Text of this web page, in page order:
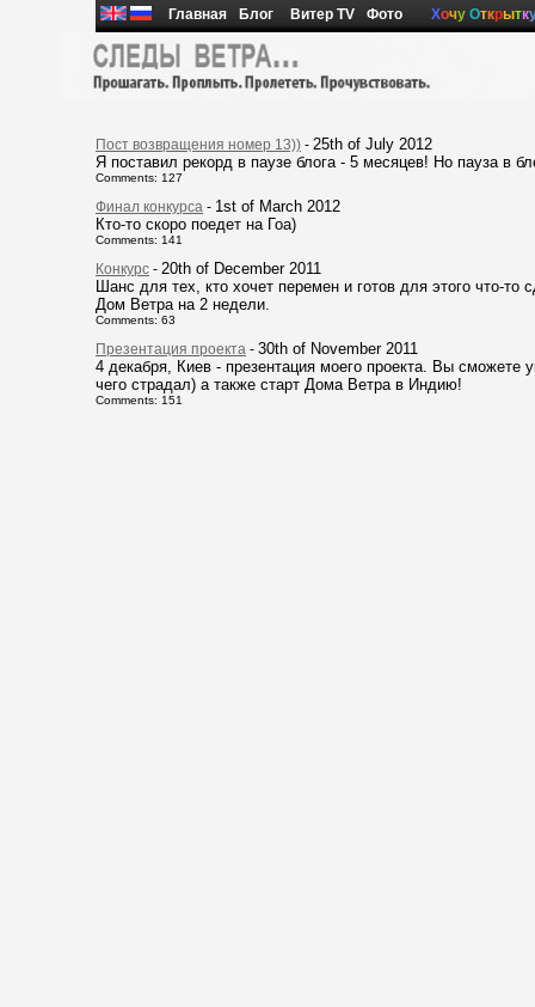
Главная Блог Витер TV Фото Хочу Открытк
Пост возвращения номер 13)) - 25th of July 2012
Я поставил рекорд в паузе блога - 5 месяцев! Но пауза в
Comments: 127
Финал конкурса - 1st of March 2012
Кто-то скоро поедет на Гоа)
Comments: 141
Конкурс - 20th of December 2011
Шанс для тех, кто хочет перемен и готов для этого что-то
Дом Ветра на 2 недели.
Comments: 63
Презентация проекта - 30th of November 2011
4 декабря, Киев - презентация моего проекта. Вы сможете
чего страдал) а также старт Дома Ветра в Индию!
Comments: 151